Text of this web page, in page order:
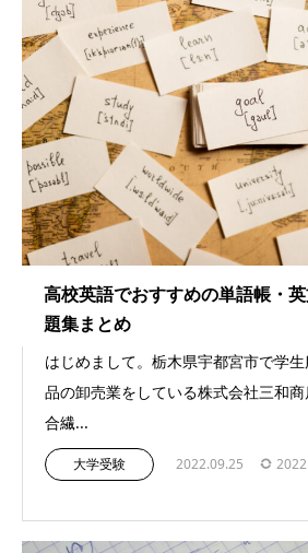
高校英語でおすすめの単語帳・
題集まとめ
はじめまして。栃木県宇都宮市で学
品の卸売業をしている株式会社三和
合繊...
大学受験 2022.09.25